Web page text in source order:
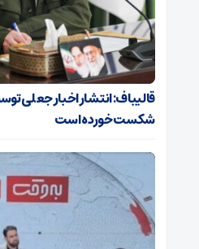
قالیباف: انتشار اخبار جعلی
شکست خورده است